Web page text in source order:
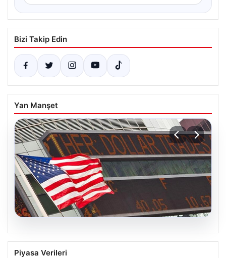
Bizi Takip Edin
Yan Manşet
04.08.2026
FED faiz kararı ne zaman açıklanacak?
Piyasa Verileri